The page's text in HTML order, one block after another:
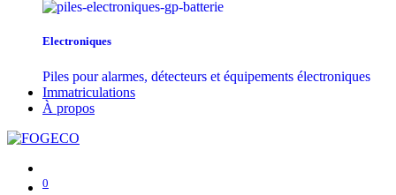
Electroniques
Piles pour alarmes, détecteurs et équipements électroniques
Immatriculations
À propos
0